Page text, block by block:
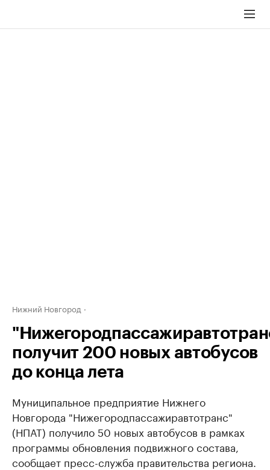
Нижний Новгород
получит 200 новых автобусов
до конца лета
Муниципальное предприятие Нижнего
Новгорода ​"Нижегородпассажиравтотранс"
(НПАТ) получило 50 новых автобусов в рамках
программы обновления подвижного состава,
сообщает пресс-служба правительства региона.